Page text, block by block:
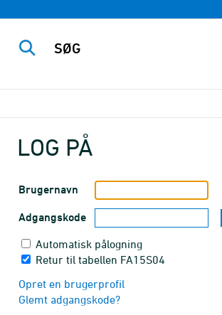
LOG PÅ
Brugernavn
Adgangskode
Automatisk pålogning
Retur til tabellen FA15S04
Opret en brugerprofil
Glemt adgangskode?